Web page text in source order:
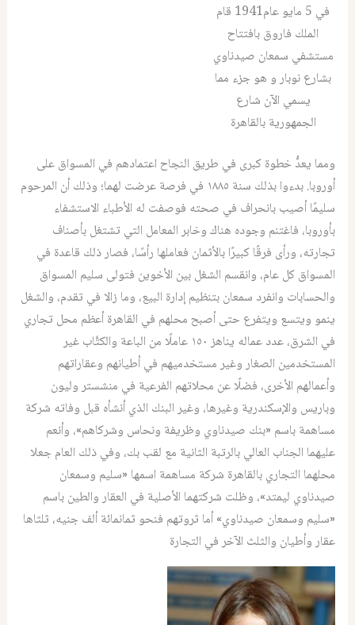
في 5 مايو عام1941 قام
الملك فاروق بافتتاح
مستشفي سمعان صيدناوي
بشارع نوبار و هو جزء مما
يسمي الآن شارع
الجمهورية بالقاهرة
ومما يعدُّ خطوة كبرى في طريق النجاح اعتمادهم في المسواق على
أوروبا. بدءوا بذلك سنة ١٨٨٥ في فرصة عرضت لهما؛ وذلك أن المرحوم
سليمًا أصيب بانحراف في صحته فوصفت له الأطباء الاستشفاء
بأوروبا، فاغتنم وجوده هناك وخابر المعامل التي تشتغل بأصناف
تجارته، ورأى فرقًا كبيرًا بالأثمان فعاملها رأسًا، فصار ذلك قاعدة في
المسواق كل عام، وانقسم الشغل بين الأخوين فتولى سليم المسواق
والحسابات وانفرد سمعان بتنظيم إدارة البيع، وما زالا في تقدم، والشغل
ينمو ويتسع ويتفرع حتى أصبح محلهم في القاهرة أعظم محل تجاري
في الشرق، عدد عماله يناهز ١٥٠ عاملًا من الباعة والكتَّاب غير
المستخدمين الصغار وغير مستخدميهم في أطيانهم وعقاراتهم
وأعمالهم الأخرى، فضلًا عن محلاتهم الفرعية في منشستر وليون
وباريس والإسكندرية وغيرها، وغير البنك الذي أنشأه قبل وفاته شركة
مساهمة باسم «بنك صيدناوي وظريفة ونحاس وشركاهم»، وأنعم
عليهما الجناب العالي بالرتبة الثانية مع لقب بك، وفي ذلك العام جعلا
محلهما التجاري بالقاهرة شركة مساهمة اسمها «سليم وسمعان
صيدناوي ليمتد»، وظلت شركتهما الأصلية في العقار والطين باسم
«سليم وسمعان صيدناوي» أما ثروتهم فنحو ثمانمائة ألف جنيه، ثلثاها
عقار وأطيان والثلث الآخر في التجارة